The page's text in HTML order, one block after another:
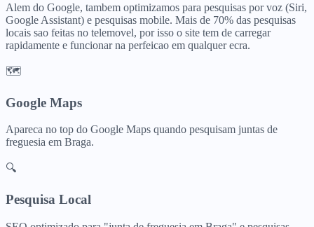
Alem do Google, tambem optimizamos para pesquisas por voz (Siri,
Google Assistant) e pesquisas mobile. Mais de 70% das pesquisas
locais sao feitas no telemovel, por isso o site tem de carregar
rapidamente e funcionar na perfeicao em qualquer ecra.
🗺️
Google Maps
Apareca no top do Google Maps quando pesquisam juntas de
freguesia em Braga.
🔍
Pesquisa Local